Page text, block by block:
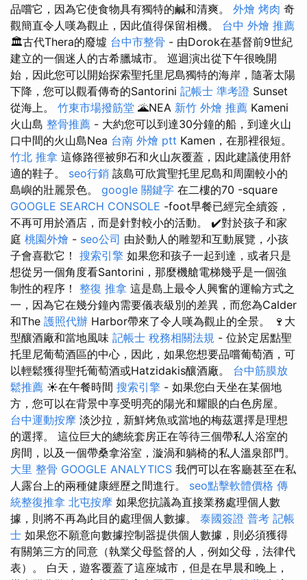
品嚐它，因為它使食物具有獨特的鹹和清爽。 外燴 烤肉 奇
觀簡直令人嘆為觀止，因此值得保留相機。 台中 外燴 推薦
🏛️古代Thera的廢墟 台中市整骨 - 由Dorok在基督前9世紀
建立的一個迷人的古希臘城市。 巡迴演出從下午很晚開
始，因此您可以開始探索聖托里尼島獨特的海岸，隨著太陽
下降，您可以觀看傳奇的Santorini 記帳士 準考證 Sunset
從海上。 竹東市場撥筋堂 🌋NEA 新竹 外燴 推薦 Kameni
火山島 整骨推薦 - 大約您可以到達30分鐘的船，到達火山
口中間的火山島Nea 台南 外燴 ptt Kamen，在那裡很短。
竹北 推拿 這條路徑被卵石和火山灰覆蓋，因此建議使用舒
適的鞋子。 seo行銷 該島可欣賞聖托里尼島和周圍較小的
島嶼的壯麗景色。 google 關鍵字 在二樓的70 -square
GOOGLE SEARCH CONSOLE -foot早餐已經完全續簽，
不再可用於酒店，而是針對較小的活動。 ✔️對於孩子和家
庭 桃園外燴 - seo公司 由於動人的雕塑和互動展覽，小孩
子會喜歡它！ 搜索引擎 如果您和孩子一起到達，或者只是
想從另一個角度看Santorini，那麼機艙電梯幾乎是一個強
制性的程序！ 整復 推拿 這是島上最令人興奮的運輸方式之
一，因為它在幾分鐘內需要儀表級別的差異，而您為Calder
和The 護照代辦 Harbor帶來了令人嘆為觀止的全景。 🍷大
型釀酒廠和當地風味 記帳士 稅務相關法規 - 位於定居點聖
托里尼葡萄酒區的中心，因此，如果您想要品嚐葡萄酒，可
以輕鬆獲得聖托葡萄酒或Hatzidakis釀酒廠。 台中筋膜放
鬆推薦 ☀️在午餐時間 搜索引擎 - 如果您白天坐在某個地
方，您可以在背景中享受明亮的陽光和耀眼的白色房屋。
台中運動按摩 淡沙拉，新鮮烤魚或當地的梅茲選擇是理想
的選擇。 這位巨大的總統套房正在等待三個帶私人浴室的
房間，以及一個帶桑拿浴室，漩渦和躺椅的私人溫泉部門。
大里 整骨 GOOGLE ANALYTICS 我們可以在客廳甚至在私
人露台上的兩種健康經歷之間進行。 seo點擊軟體價格 傳
統整復推拿 北屯按摩 如果您抗議為直接業務處理個人數
據，則將不再為此目的處理個人數據。 泰國簽證 普考 記帳
士 如果您不願意向數據控制器提供個人數據，則必須獲得
有關第三方的同意（執業父母監督的人，例如父母，法律代
表）。 白天，遊客覆蓋了這座城市，但是在早晨和晚上，